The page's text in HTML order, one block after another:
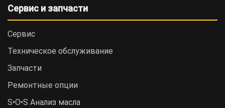
Сервис и запчасти
Сервис
Техническое обслуживание
Запчасти
Ремонтные опции
S•O•S Анализ масла